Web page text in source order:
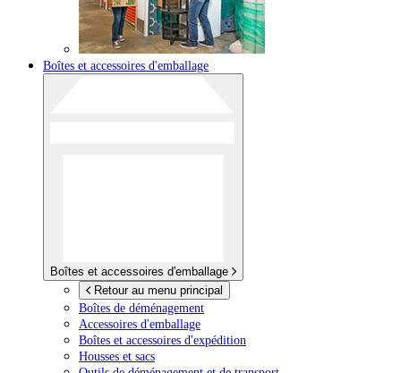
Boîtes et accessoires d'emballage
Boîtes et accessoires d'emballage
Retour au menu principal
Boîtes de déménagement
Accessoires d'emballage
Boîtes et accessoires d'expédition
Housses et sacs